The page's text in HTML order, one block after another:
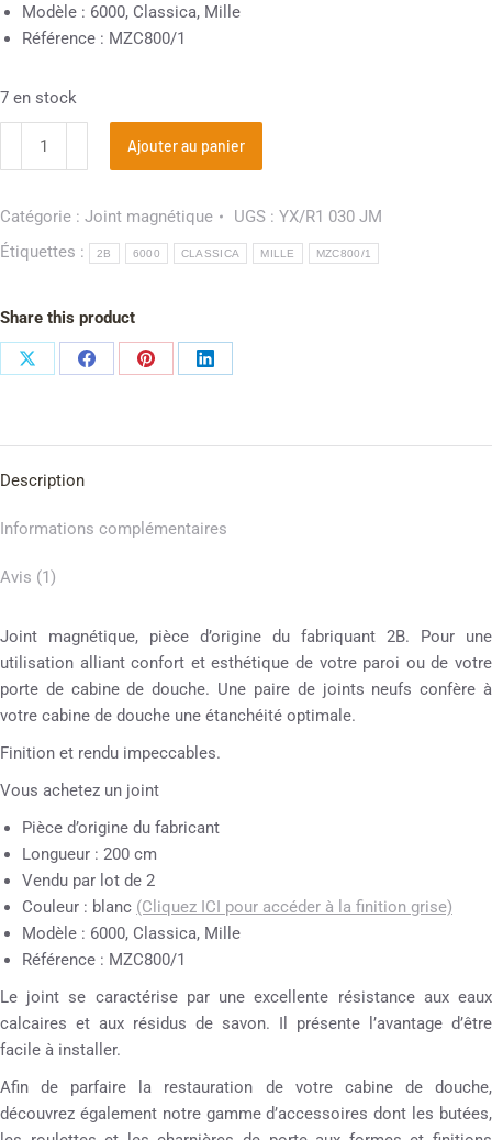
Modèle : 6000, Classica, Mille
Référence : MZC800/1
7 en stock
Ajouter au panier
Catégorie : Joint magnétique UGS : YX/R1 030 JM
Étiquettes :
2B 6000 CLASSICA MILLE MZC800/1
Share this product
Description
Informations complémentaires
Avis (1)
Joint magnétique, pièce d’origine du fabriquant 2B. Pour une
utilisation alliant confort et esthétique de votre paroi ou de votre
porte de cabine de douche. Une paire de joints neufs confère à
votre cabine de douche une étanchéité optimale.
Finition et rendu impeccables.
Vous achetez un joint
Pièce d’origine du fabricant
Longueur : 200 cm
Vendu par lot de 2
Couleur : blanc (Cliquez ICI pour accéder à la finition grise)
Modèle : 6000, Classica, Mille
Référence : MZC800/1
Le joint se caractérise par une excellente résistance aux eaux
calcaires et aux résidus de savon. Il présente l’avantage d’être
facile à installer.
Afin de parfaire la restauration de votre cabine de douche,
découvrez également notre gamme d’accessoires dont les butées,